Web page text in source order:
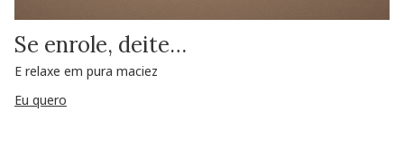
Se enrole, deite…
E relaxe em pura maciez
Eu quero